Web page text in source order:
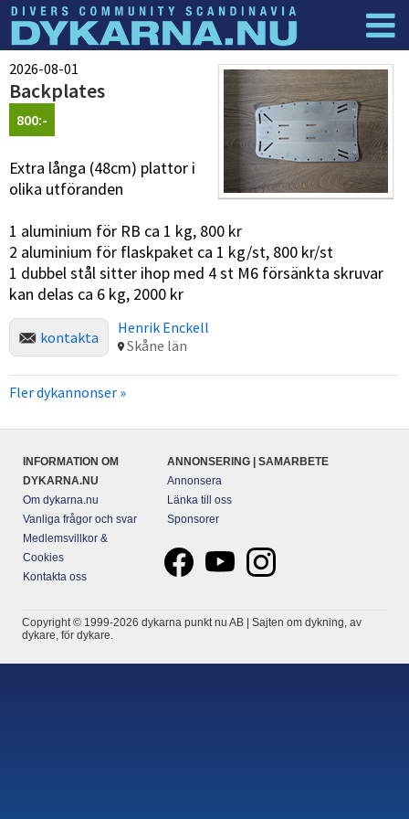
Dyknyheter Logga in
2026-08-01
Backplates
800:-
Extra långa (48cm) plattor i
olika utföranden
1 aluminium för RB ca 1 kg, 800 kr
2 aluminium för flaskpaket ca 1 kg/st, 800 kr/st
1 dubbel stål sitter ihop med 4 st M6 försänkta skruvar
kan delas ca 6 kg, 2000 kr
kontakta
Henrik Enckell
Skåne län
Fler dykannonser »
INFORMATION OM
DYKARNA.NU
Om dykarna.nu
Vanliga frågor och svar
Medlemsvillkor &
Cookies
Kontakta oss
ANNONSERING | SAMARBETE
Annonsera
Länka till oss
Sponsorer
Copyright © 1999-2026 dykarna punkt nu AB | Sajten om dykning, av
dykare, för dykare.